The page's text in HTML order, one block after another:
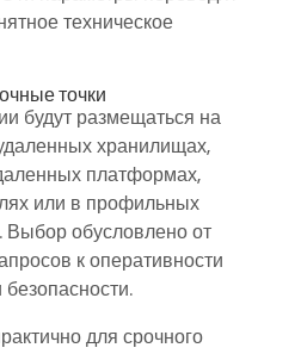
техническое
точки
будут размещаться на
хранилищах,
платформах,
или в профильных
обусловлено от
к оперативности
для срочного